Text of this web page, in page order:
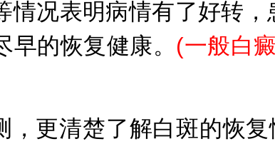
况表明病情有了好转
的恢复健康。 (一般白
更清楚了解白斑的恢复